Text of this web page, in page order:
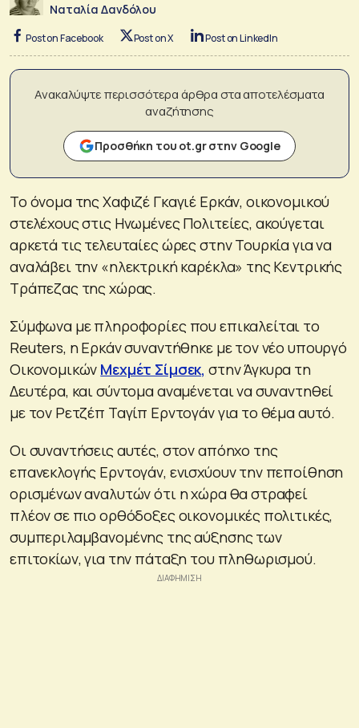
Ναταλία Δανδόλου
Post on Facebook Post on X Post on LinkedIn
Ανακαλύψτε περισσότερα άρθρα στα αποτελέσματα
αναζήτησης
Προσθήκη του ot.gr στην Google
Το όνομα της Χαφιζέ Γκαγιέ Ερκάν, οικονομικού
στελέχους στις Ηνωμένες Πολιτείες, ακούγεται
αρκετά τις τελευταίες ώρες στην Τουρκία για να
αναλάβει την «ηλεκτρική καρέκλα» της Κεντρικής
Τράπεζας της χώρας.
Σύμφωνα με πληροφορίες που επικαλείται το
Reuters, η Ερκάν συναντήθηκε με τον νέο υπουργό
Οικονομικών Μεχμέτ Σίμσεκ, στην Άγκυρα τη
Δευτέρα, και σύντομα αναμένεται να συναντηθεί
με τον Ρετζέπ Ταγίπ Ερντογάν για το θέμα αυτό.
Οι συναντήσεις αυτές, στον απόηχο της
επανεκλογής Ερντογάν, ενισχύουν την πεποίθηση
ορισμένων αναλυτών ότι η χώρα θα στραφεί
πλέον σε πιο ορθόδοξες οικονομικές πολιτικές,
συμπεριλαμβανομένης της αύξησης των
επιτοκίων, για την πάταξη του πληθωρισμού.